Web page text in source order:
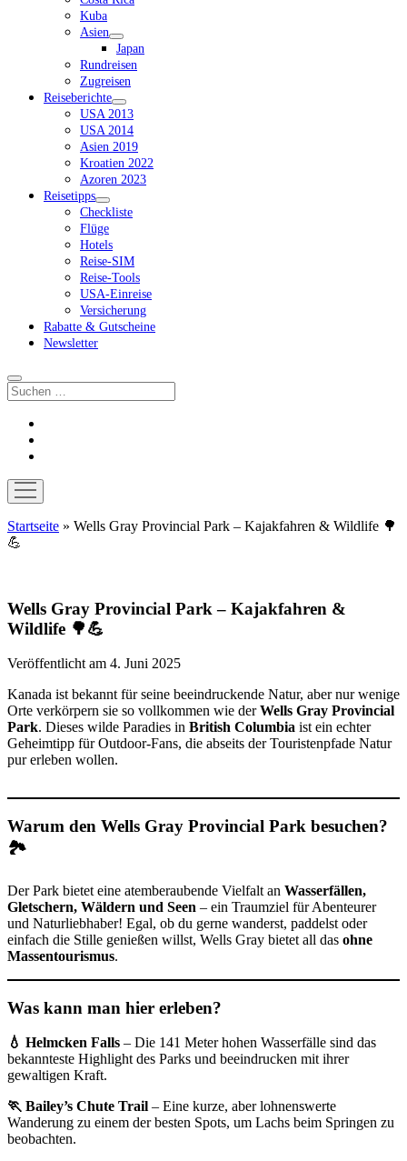
Kuba
Asien
Dropdown-
Menü
öffnen
Japan
Rundreisen
Zugreisen
Reiseberichte
Dropdown-
Menü
öffnen
USA 2013
USA 2014
Asien 2019
Kroatien 2022
Azoren 2023
Reisetipps
Dropdown-
Menü
öffnen
Checkliste
Flüge
Hotels
Reise-SIM
Reise-Tools
USA-Einreise
Versicherung
Rabatte & Gutscheine
Newsletter
Suchen
Menü
öffnen
Startseite » Wells Gray Provincial Park – Kajakfahren & Wildlife 🌳
💪
Wells Gray Provincial Park – Kajakfahren &
Wildlife 🌳💪
Veröffentlicht am 4. Juni 2025
Kanada ist bekannt für seine beeindruckende Natur, aber nur wenige
Orte verkörpern sie so vollkommen wie derWells Gray Provincial
Park. Dieses wilde Paradies in British Columbia ist ein echter
Geheimtipp für Outdoor-Fans, die abseits der Touristenpfade Natur
pur erleben wollen.
Warum den Wells Gray Provincial Park besuchen?
🏞️
Der Park bietet eine atemberaubende Vielfalt an Wasserfällen,
Gletschern, Wäldern und Seen – ein Traumziel für Abenteurer
und Naturliebhaber! Egal, ob du gerne wanderst, paddelst oder
einfach die Stille genießen willst, Wells Gray bietet all das ohne
Massentourismus.
Was kann man hier erleben?
💧 Helmcken Falls – Die 141 Meter hohen Wasserfälle sind das
bekannteste Highlight des Parks und beeindrucken mit ihrer
gewaltigen Kraft.
🏃 Bailey’s Chute Trail – Eine kurze, aber lohnenswerte
Wanderung zu einem der besten Spots, um Lachs beim Springen zu
beobachten.